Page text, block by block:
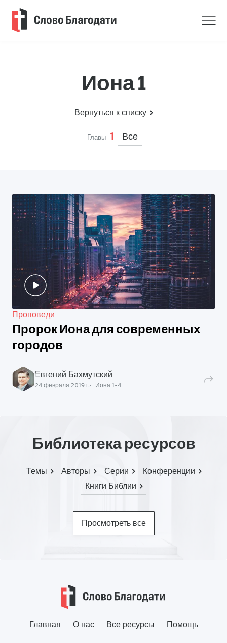
Иона 1
Вернуться к списку
Главы 1 Все
Проповеди
Пророк Иона для современных
городов
Евгений Бахмутский
24 февраля 2019 г. Иона 1-4
Библиотека ресурсов
Темы Авторы Серии
Конференции
Книги Библии
Просмотреть все
Главная О нас Все ресурсы Помощь